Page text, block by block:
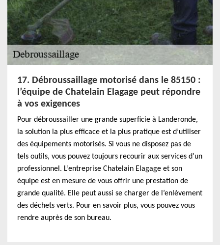
17. Débroussaillage motorisé dans le 85150 :
l’équipe de Chatelain Elagage peut répondre
à vos exigences
Pour débroussailler une grande superficie à Landeronde,
la solution la plus efficace et la plus pratique est d’utiliser
des équipements motorisés. Si vous ne disposez pas de
tels outils, vous pouvez toujours recourir aux services d’un
professionnel. L’entreprise Chatelain Elagage et son
équipe est en mesure de vous offrir une prestation de
grande qualité. Elle peut aussi se charger de l’enlèvement
des déchets verts. Pour en savoir plus, vous pouvez vous
rendre auprès de son bureau.